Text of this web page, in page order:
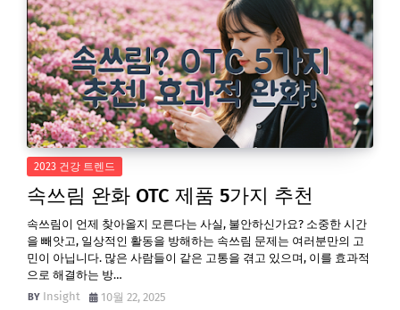
2023 건강 트렌드
속쓰림 완화 OTC 제품 5가지 추천
속쓰림이 언제 찾아올지 모른다는 사실, 불안하신가요? 소중한 시간
을 빼앗고, 일상적인 활동을 방해하는 속쓰림 문제는 여러분만의 고
민이 아닙니다. 많은 사람들이 같은 고통을 겪고 있으며, 이를 효과적
으로 해결하는 방…
Insight
10월 22, 2025